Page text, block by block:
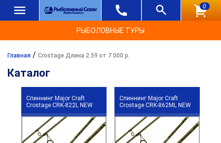
0
РЫБОЛОВНЫЕ ТУРЫ
Главная / Crostage Длина 2.59 от 7 000 р.
Каталог
Спиннинг Major Craft
Crostage CRK-822L NEW
Спиннинг Major Craft
Crostage CRK-862ML NEW